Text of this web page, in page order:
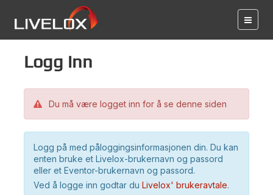
Logg inn
Du må være logget inn for å se denne siden
Logg på med påloggingsinformasjonen din. Du kan
enten bruke et Livelox-brukernavn og passord
eller et Eventor-brukernavn og passord.
Ved å logge inn godtar du Livelox' brukeravtale.